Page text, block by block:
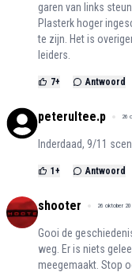
garen van links
Plasterk hoger
te zijn. Het is
leiders.
7+ Antwoord
peterultee.p 26
Inderdaad, 9/11
1 + Antwoord
shooter 26 oktober
Gooi de
weg. Er is niets
meegemaakt. Stop